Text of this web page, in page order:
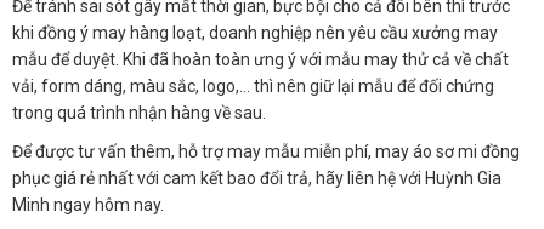
Để tránh sai sót gây mất thời gian, bực bội cho cả đôi bên thì trước
khi đồng ý may hàng loạt, doanh nghiệp nên yêu cầu xưởng may
mẫu để duyệt. Khi đã hoàn toàn ưng ý với mẫu may thử cả về chất
vải, form dáng, màu sắc, logo,… thì nên giữ lại mẫu để đối chứng
trong quá trình nhận hàng về sau.
Để được tư vấn thêm, hỗ trợ may mẫu miễn phí, may áo sơ mi đồng
phục giá rẻ nhất với cam kết bao đổi trả, hãy liên hệ với Huỳnh Gia
Minh ngay hôm nay.